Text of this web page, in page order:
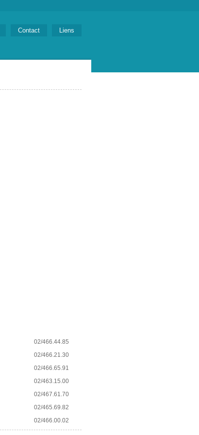
Contact Liens
02/466.44.85
02/466.21.30
02/466.65.91
02/463.15.00
02/467.61.70
02/465.69.82
02/466.00.02